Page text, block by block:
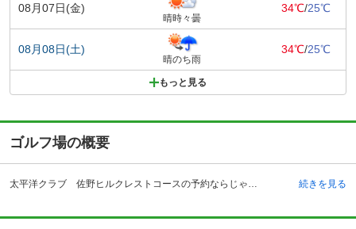
08月07日(金)
晴時々曇
34℃/25℃
08月08日(土)
晴のち雨
34℃/25℃
もっと見る
ゴルフ場の概要
太平洋クラブ 佐野ヒルクレストコースの予約ならじゃらんゴルフ。カートの有無や利用税、キャンセル料、ナイター設備、駐車場などのコース情報はもちろん、口コミ、フォトギャラリーなどコースの難易度や攻略に役立つ情報充実、予約する度にポイントが貯まるのでお得にゴルフをお楽しみ頂けます。 太平洋アソシエイツ 佐野ヒルクレストコースは2001年4月7日に開場したゴルフ場です。アクセスは北関東自動車道の佐野田沼インターチェンジより8キロメートル（10分）、電車の場合は東武佐野線・田沼駅からタクシーで約15分、佐野駅からタクシーで約30分という立地です。樹木は小さいものが多いですが、大きな池やクリーク、そして滝をとり入れた水際の景色が美しく印象的なゴルフ場です。レストランは自慢のステーキを始め、毎月オススメのメニューがあり、またおつまみなどの、豊富なメニューを展開しています。練習場ではドライバー、バンカーの練習もできるので、ラウンド前のコンディション調整には便利です。ロッカーにはパウダールームがあるので、プレー後にゆったり帰り支度ができます。 続きを見る